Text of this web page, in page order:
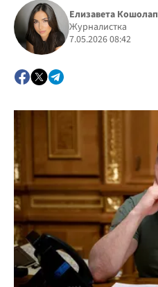
Елизавета Кошолап
Журналистка
7.05.2026 08:42